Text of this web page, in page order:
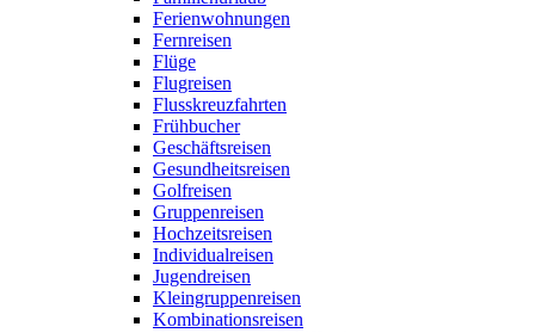
Ferienwohnungen
Fernreisen
Flüge
Flugreisen
Flusskreuzfahrten
Frühbucher
Geschäftsreisen
Gesundheitsreisen
Golfreisen
Gruppenreisen
Hochzeitsreisen
Individualreisen
Jugendreisen
Kleingruppenreisen
Kombinationsreisen